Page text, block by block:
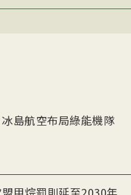
ES-30油電客機獲適航認證 冰島航空布局綠能機隊